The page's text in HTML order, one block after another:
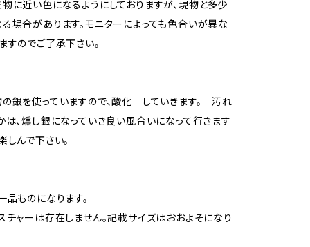
に近い色になるようにしておりますが、現物と多少
場合があります。モニターによっても色合いが異な
すのでご了承下さい。
銀を使っていますので、酸化 していきます。 汚れ
は、燻し銀になっていき良い風合いになって行きます
しんで下さい。
品ものになります。
チャーは存在しません。記載サイズはおおよそになり